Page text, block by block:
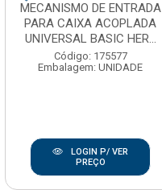
MECANISMO DE ENTRADA
PARA CAIXA ACOPLADA
UNIVERSAL BASIC HER...
Código: 175577
Embalagem: UNIDADE
LOGIN P/ VER
PREÇO